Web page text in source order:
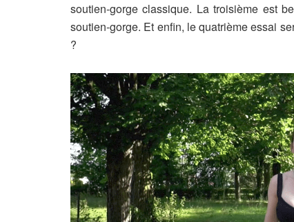
soutien-gorge classique. La troisième est
soutien-gorge. Et enfin, le quatrième essai
?